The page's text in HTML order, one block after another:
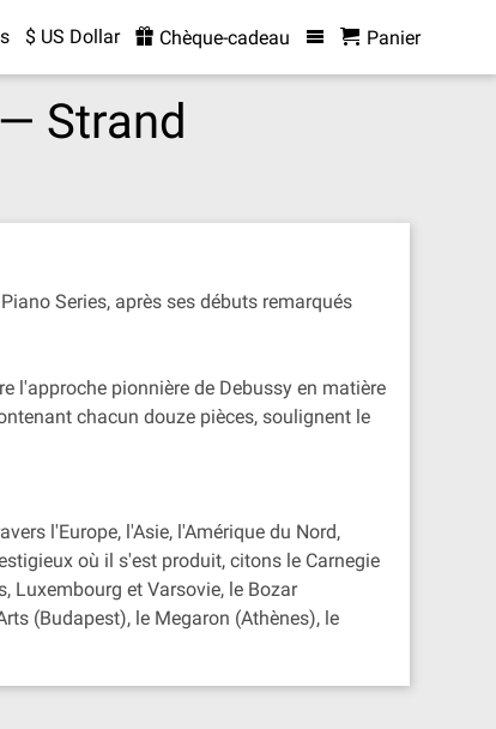
$ US Dollar Chèque-cadeau Panier
Strand
Series, après ses débuts remarqués
l'approche pionnière de Debussy en matière
chacun douze pièces, soulignent le
l'Europe, l'Asie, l'Amérique du Nord,
où il s'est produit, citons le Carnegie
Luxembourg et Varsovie, le Bozar
(Budapest), le Megaron (Athènes), le